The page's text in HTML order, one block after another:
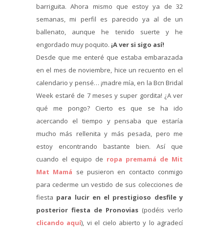
barriguita. Ahora mismo que estoy ya de 32
semanas, mi perfil es parecido ya al de un
ballenato, aunque he tenido suerte y he
engordado muy poquito. ¡A ver si sigo así!
Desde que me enteré que estaba embarazada
en el mes de noviembre, hice un recuento en el
calendario y pensé… ¡madre mía, en la Bcn Bridal
Week estaré de 7 meses y super gordita! ¿A ver
qué me pongo? Cierto es que se ha ido
acercando el tiempo y pensaba que estaría
mucho más rellenita y más pesada, pero me
estoy encontrando bastante bien. Así que
cuando el equipo de ropa premamá de Mit
Mat Mamá se pusieron en contacto conmigo
para cederme un vestido de sus colecciones de
fiesta para lucir en el prestigioso desfile y
posterior fiesta de Pronovias (podéis verlo
clicando aquí), vi el cielo abierto y lo agradecí